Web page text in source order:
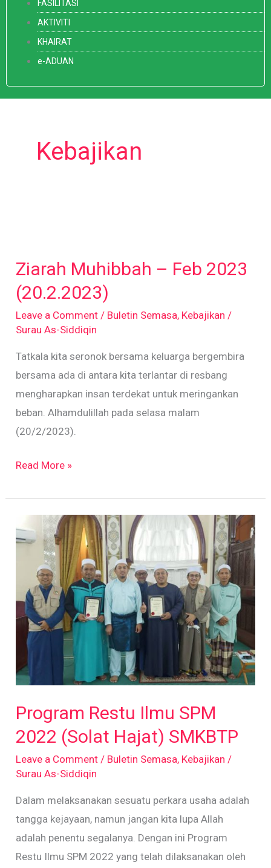
FASILITASI
AKTIVITI
KHAIRAT
e-ADUAN
Kebajikan
Ziarah Muhibbah – Feb 2023
(20.2.2023)
Leave a Comment / Buletin Semasa, Kebajikan /
Surau As-Siddiqin
Tatkala kita seronok bersama keluarga bergembira
bersama ada di antara kita terlantar di resbang
mengharapkan insan terdekat untuk meringankan
beban. Alhamdulillah pada selasa malam
(20/2/2023).
–
Feb
2023
(20.2.2023)
Read More »
Program Restu Ilmu SPM
2022 (Solat Hajat) SMKBTP
Leave a Comment / Buletin Semasa, Kebajikan /
Surau As-Siddiqin
Dalam melaksanakan sesuatu perkara usaha adalah
tangga kejayaan, namun jangan kita lupa Allah
adalah penentu segalanya. Dengan ini Program
Restu Ilmu SPM 2022 yang telah dilaksanakan oleh
Program
Restu
2022
(Solat
Hajat)